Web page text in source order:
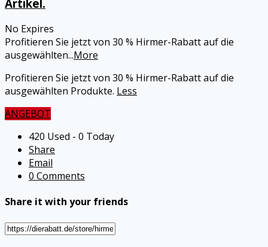
Artikel.
No Expires
Profitieren Sie jetzt von 30 % Hirmer-Rabatt auf die
ausgewählten...More
Profitieren Sie jetzt von 30 % Hirmer-Rabatt auf die
ausgewählten Produkte. Less
ANGEBOT
420 Used - 0 Today
Share
Email
0 Comments
Share it with your friends